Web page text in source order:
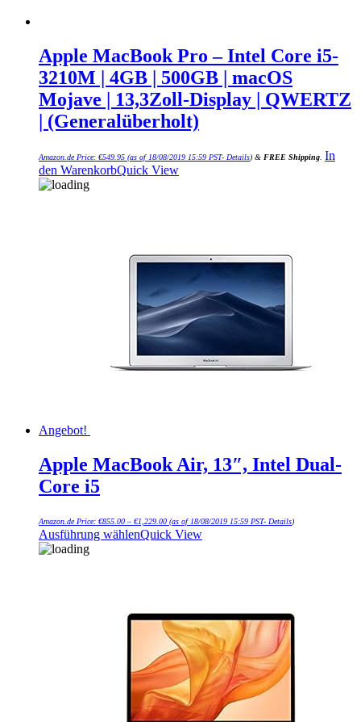
Apple MacBook Pro – Intel Core i5-
3210M | 4GB | 500GB | macOS
Mojave | 13,3Zoll-Display | QWERTZ
| (Generalüberholt)
Amazon.de Price: €549.95 (as of 18/08/2019 15:59 PST- Details) & FREE Shipping In
den WarenkorbQuick View
Angebot!
Apple MacBook Air, 13″, Intel Dual-
Core i5
Amazon.de Price: €855.00 – €1,229.00 (as of 18/08/2019 15:59 PST- Details)
Ausführung wählenQuick View